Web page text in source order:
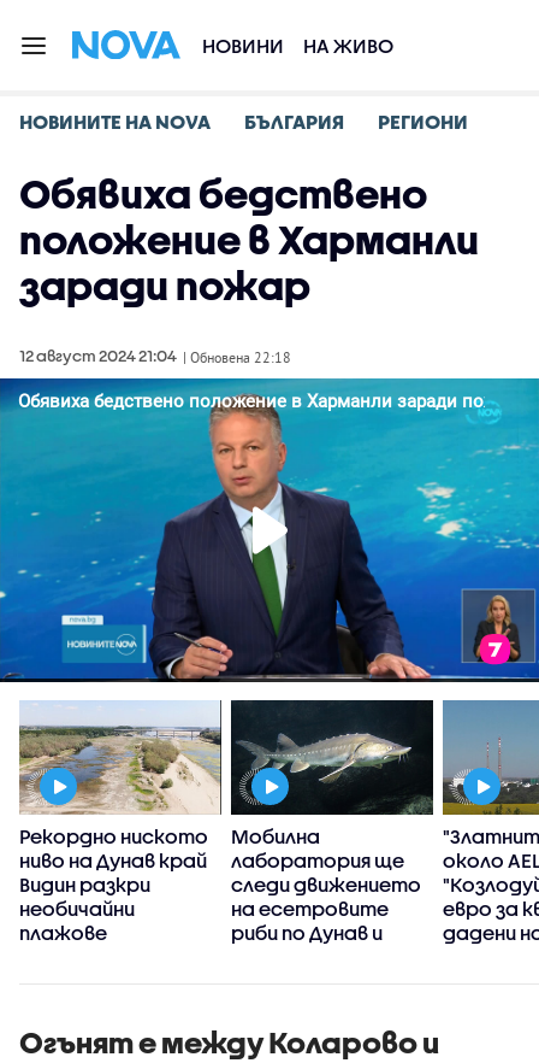
НОВИНИ НА ЖИВО
НОВИНИТЕ НА NOVA БЪЛГАРИЯ РЕГИОНИ
Обявиха бедствено
положение в Харманли
заради пожар
12 август 2024 21:04 | Обновена 22:18
Рекордно ниското
ниво на Дунав край
Видин разкри
необичайни
плажове
Мобилна
лаборатория ще
следи движението
на есетровите
риби по Дунав и
около
евро за
дадени
Огънят е между Коларово и